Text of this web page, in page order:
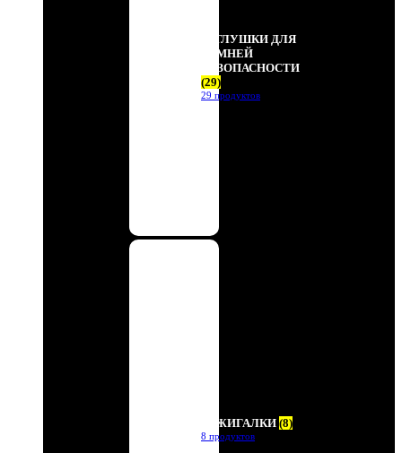
ЗАГЛУШКИ ДЛЯ
РЕМНЕЙ
БЕЗОПАСНОСТИ
(29)
29 продуктов
ЗАЖИГАЛКИ (8)
8 продуктов